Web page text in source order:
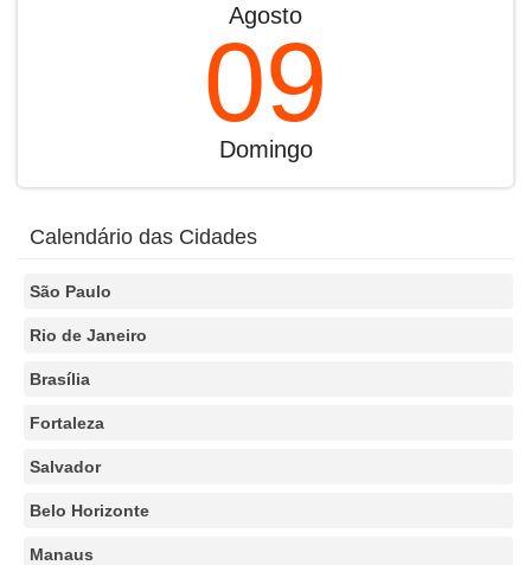
Agosto
09
Domingo
Calendário das Cidades
São Paulo
Rio de Janeiro
Brasília
Fortaleza
Salvador
Belo Horizonte
Manaus